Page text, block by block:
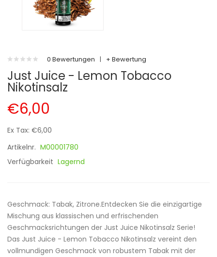
0 Bewertungen | + Bewertung
Just Juice - Lemon Tobacco
Nikotinsalz
€6,00
Ex Tax: €6,00
Artikelnr. M00001780
Verfügbarkeit Lagernd
Geschmack: Tabak, Zitrone.Entdecken Sie die einzigartige
Mischung aus klassischen und erfrischenden
Geschmacksrichtungen der Just Juice Nikotinsalz Serie!
Das Just Juice - Lemon Tobacco Nikotinsalz vereint den
vollmundigen Geschmack von robustem Tabak mit der